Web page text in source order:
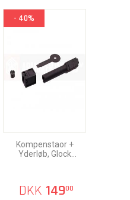
- 40%
Kompenstaor +
Yderløb, Glock
DKK 14900